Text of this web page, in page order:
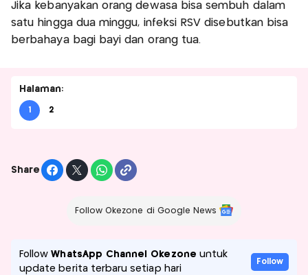
Jika kebanyakan orang dewasa bisa sembuh dalam
satu hingga dua minggu, infeksi RSV disebutkan bisa
berbahaya bagi bayi dan orang tua.
Halaman:
1 2
Share
Follow Okezone di Google News
FollowWhatsApp Channel Okezone untuk
update berita terbaru setiap hari
Follow